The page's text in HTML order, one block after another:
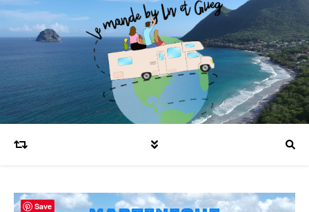
Blog voyages en famille et expatriation
Save